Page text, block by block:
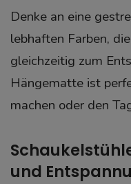
Denke an eine
lebhaften Farben,
gleichzeitig zum
Hängematte ist
machen oder den
und